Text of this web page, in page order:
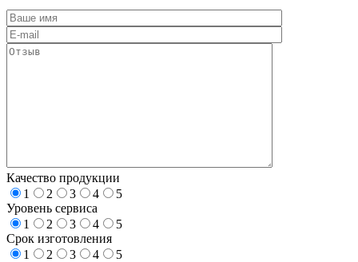
Качество продукции
1
2 3 4
5
Уровень сервиса
1
2 3 4
5
Срок изготовления
1
2 3 4
5